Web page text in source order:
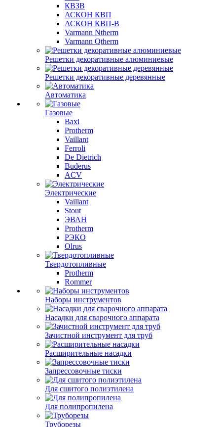
КВЗВ
АСКОН КВП
АСКОН КВП-В
Varmann Ntherm
Varmann Qtherm
Решетки декоративные алюминиевые
Решетки декоративные деревянные
Автоматика
Газовые
Baxi
Protherm
Vaillant
Ferroli
De Dietrich
Buderus
ACV
Электрические
Vaillant
Stout
ЭВАН
Protherm
РЭКО
Olrus
Твердотопливные
Protherm
Rommer
Наборы инструментов
Насадки для сварочного аппарата
Зачистной инструмент для труб
Расширительные насадки
Запрессовочные тиски
Для сшитого полиэтилена
Для полипропилена
Труборезы